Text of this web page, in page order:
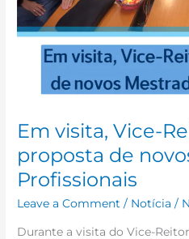
Em visita, Vice-
proposta de
Profissionais
Leave a Comment / Notícia /
Durante a visita do Vice-